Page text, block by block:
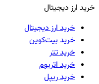
خرید ارز دیجیتال
خرید ارز دیجیتال
خرید بیت‌کوین
خرید تتر
خرید اتریوم
خرید ریپل